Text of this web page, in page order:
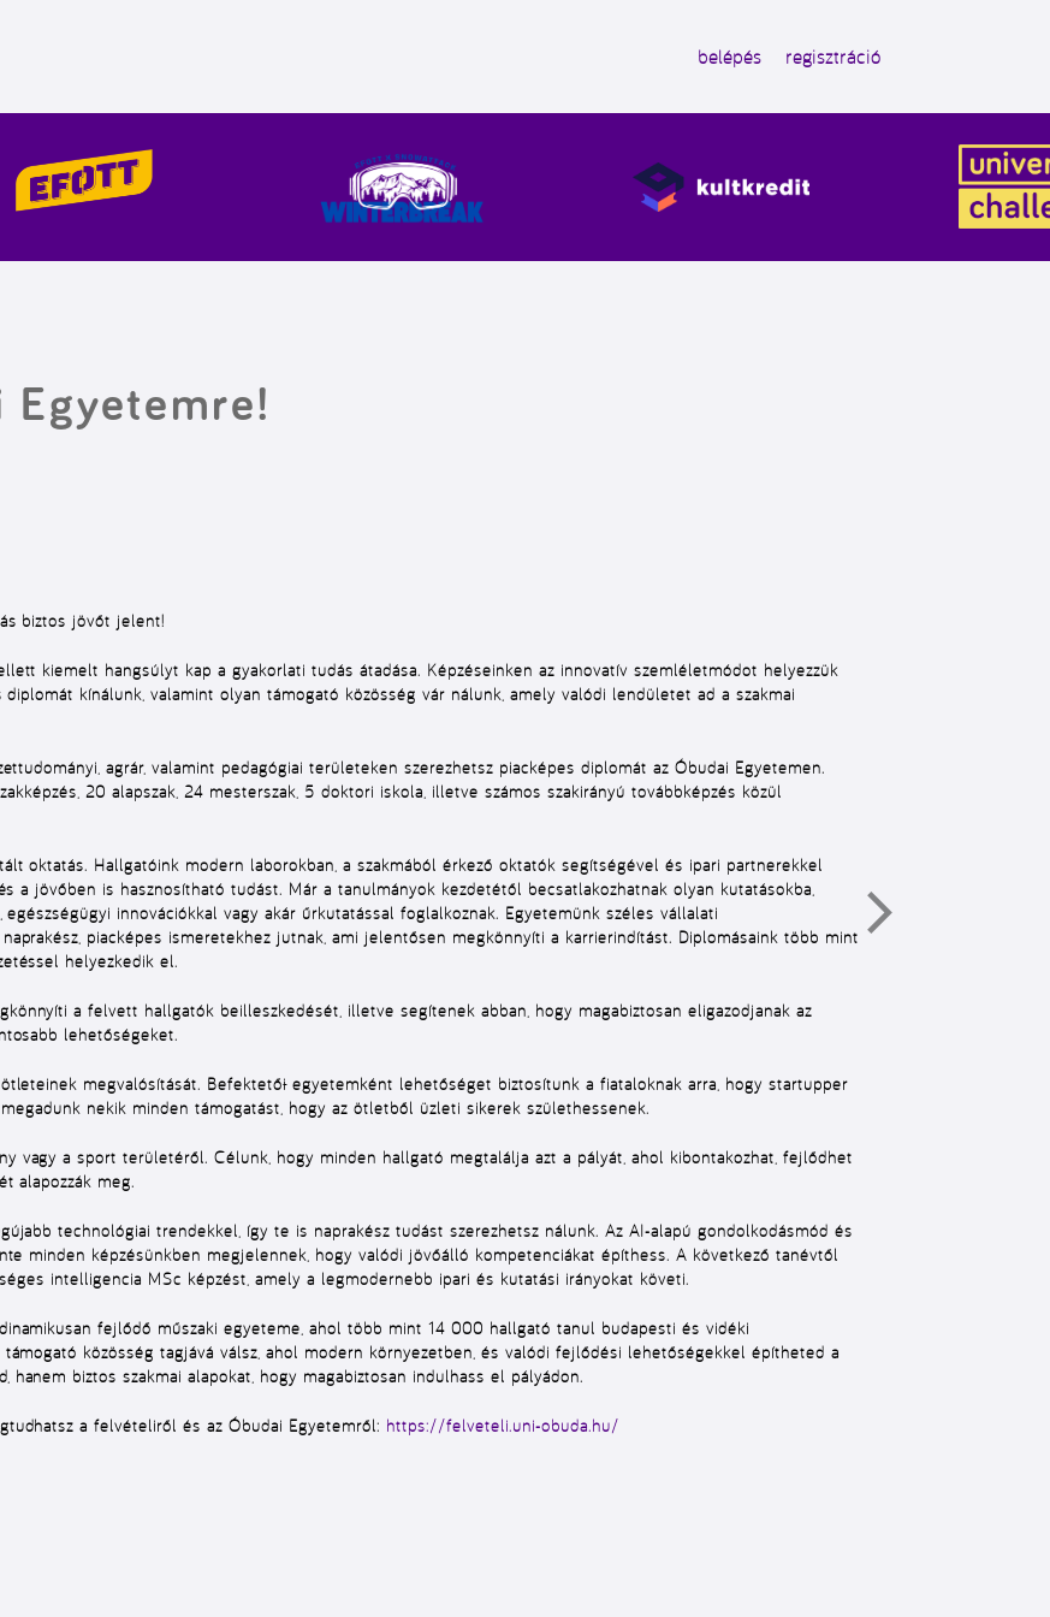
belépés regisztráció
Egyetemre!
biztos jövőt jelent!
kiemelt hangsúlyt kap a gyakorlati tudás átadása. Képzéseinken az innovatív szemléletmódot helyezzük
kínálunk, valamint olyan támogató közösség vár nálunk, amely valódi lendületet ad a szakmai
agrár, valamint pedagógiai területeken szerezhetsz piacképes diplomát az Óbudai Egyetemen.
20 alapszak, 24 mesterszak, 5 doktori iskola illetve számos szakirányú továbbképzés közül
oktatás. Hallgatóink modern laborokban, a szakmából érkező oktatók segítségével és ipari partnerekkel
a jövőben is hasznosítható tudást. Már a tanulmányok kezdetétől becsatlakozhatnak olyan kutatásokba,
innovációkkal vagy akár űrkutatással foglalkoznak. Egyetemünk széles vállalati
piacképes ismeretekhez jutnak, ami jelentősen megkönnyíti a karrierindítást. Diplomásaink több mint
helyezkedik el.
a felvett hallgatók beilleszkedését, illetve segítenek abban, hogy magabiztosan eligazodjanak az
lehetőségeket.
megvalósítását. Befektetőiegyetemként lehetőséget biztosítunk a fiataloknak arra, hogy startupper
nekik minden támogatást, hogy az ötletből üzleti sikerek születhessenek.
vagy a sport területéről. Célunk, hogy minden hallgató megtalálja azt a pályát, ahol kibontakozhat, fejlődhet
alapozzák meg.
technológiai trendekkel, így te is naprakész tudást szerezhetsz nálunk. Az AI-alapú gondolkodásmód és
minden képzésünkben megjelennek, hogy valódi jövőálló kompetenciákat építhess. A következő tanévtől
intelligencia MSc képzést, amely a legmodernebb ipari és kutatási irányokat követi.
fejlődő műszaki egyeteme, ahol több mint 14 000 hallgató tanul budapesti és vidéki
támogató közösség tagjává válsz, ahol modern környezetben, és valódi fejlődési lehetőségekkel építheted a
hanem biztos szakmai alapokat, hogy magabiztosan indulhass el pályádon.
a felvételiről és az Óbudai Egyetemről: https://felveteli.uni-obuda.hu/